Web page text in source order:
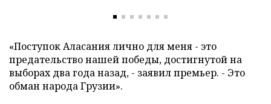
«Поступок Аласания лично для меня - это
предательство нашей победы, достигнутой на
выборах два года назад, - заявил премьер. - Это
обман народа Грузии».